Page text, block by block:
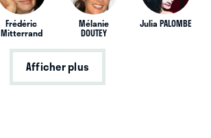
Frédéric
Mitterrand
Mélanie
DOUTEY
Julia PALOMBE
Afficher plus